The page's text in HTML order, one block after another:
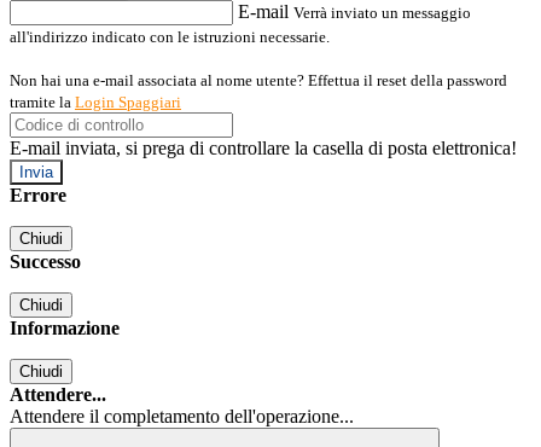
E-mail Verrà inviato un messaggio
all'indirizzo indicato con le istruzioni necessarie.
Non hai una e-mail associata al nome utente? Effettua il reset della password
tramite la Login Spaggiari
E-mail inviata, si prega di controllare la casella di posta elettronica!
Errore
Chiudi
Successo
Chiudi
Informazione
Chiudi
Attendere...
Attendere il completamento dell'operazione...